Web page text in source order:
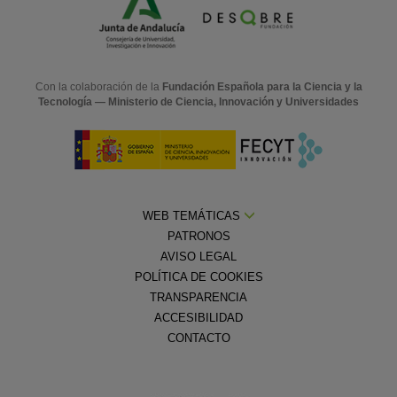
Con la colaboración de la Fundación Española para la Ciencia y la
Tecnología — Ministerio de Ciencia, Innovación y Universidades
WEB TEMÁTICAS
PATRONOS
AVISO LEGAL
POLÍTICA DE COOKIES
TRANSPARENCIA
ACCESIBILIDAD
CONTACTO